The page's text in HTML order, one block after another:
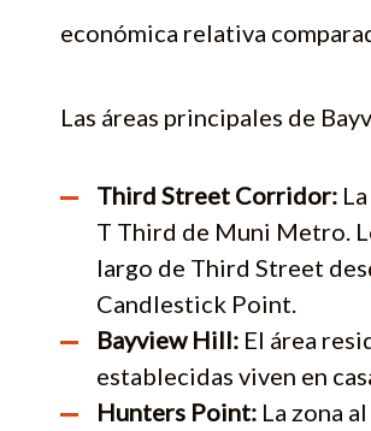
económica relativa
Las áreas principales de
Third Street Corridor:
T Third de Muni Metro.
largo de Third Street
Candlestick Point.
Bayview Hill: El área
establecidas viven en
Hunters Point: La zona